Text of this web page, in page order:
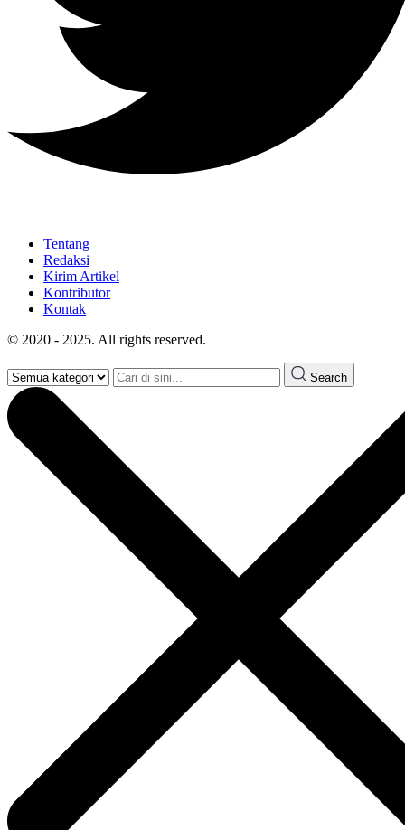
Tentang
Redaksi
Kirim Artikel
Kontributor
Kontak
© 2020 - 2025. All rights reserved.
Search